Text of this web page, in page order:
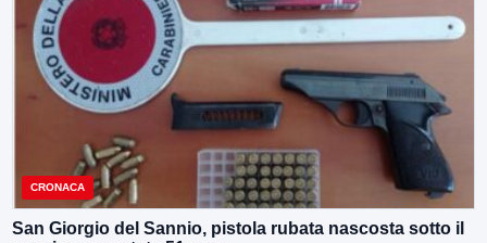
CRONACA
San Giorgio del Sannio, pistola rubata nascosta sotto il